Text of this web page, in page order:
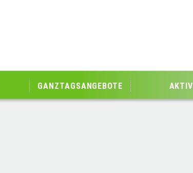
GANZTAGSANGEBOTE AKTIV